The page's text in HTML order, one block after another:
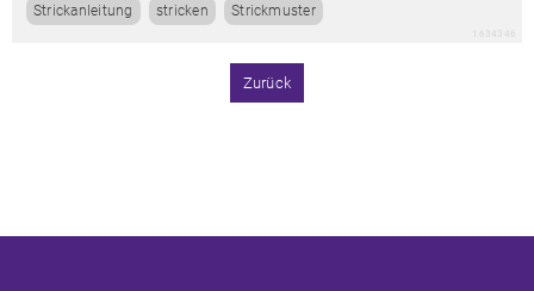
Strickanleitung stricken Strickmuster
Zurück